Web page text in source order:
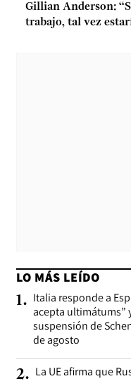
Gillian Anderson:
trabajo, tal vez
LO MÁS LEÍDO
1. Italia responde a
acepta ultimátums”
suspensión de
de agosto
2. La UE afirma que